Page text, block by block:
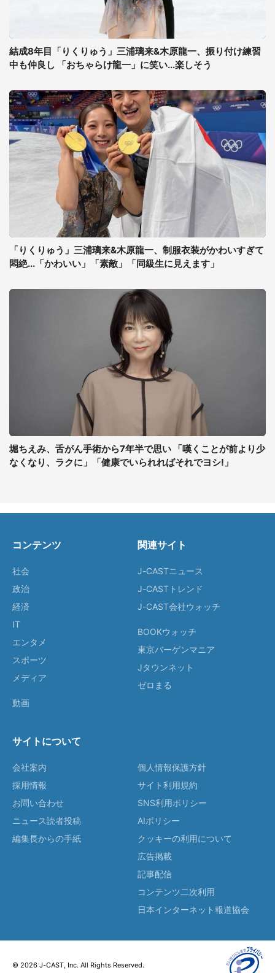
結成8年目「りくりゅう」三浦璃来&木原龍一、振り付け練習
中も仲良し 「おちゃらけ龍一」に笑い...楽しそう
「りくりゅう」三浦璃来&木原龍一、制服衣装がかわいすぎて
悶絶...「かわいい」「素敵」「同級生に見えます」
堀ちえみ、舌がん手術から7年半で思い 「嘆くことが前より少
なくなり、ラクに」「健康でいられればそれでヨシ!」
コンテンツ
社会
政治
経済
IT
エンタメ
スポーツ
メディア
動画
関連サイト
J-CASTニュース
J-CASTトレンド
J-CAST会社ウォッチ
BOOKウォッチ
東京バーゲンマニア
Jタウンネット
ゼロまる
サイトについて
会社案内
採用情報
お問い合わせ
ニュース読者投稿
編集長からの手紙
個人情報保護方針
サイト利用規約
SNS利用ポリシー
AIポリシー
クッキーの利用について
広告掲載
記事配信
コンテンツ二次利用
日本インターネット報道協会
© 2026 J-CAST, Inc. All Rights Reserved.